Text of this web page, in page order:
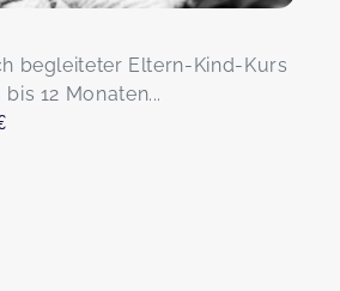
begleiteter Eltern-Kind-Kurs
12 Monaten...